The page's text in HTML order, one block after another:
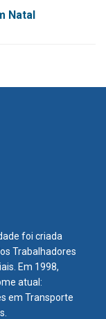
Natal
foi criada
Trabalhadores
Em 1998,
atual:
em Transporte